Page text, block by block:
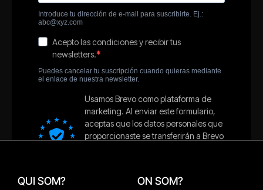
QUI SOM? ON SOM?